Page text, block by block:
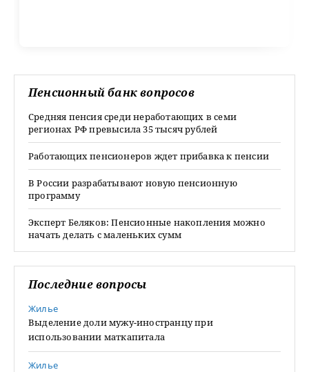
Пенсионный банк вопросов
Средняя пенсия среди неработающих в семи
регионах РФ превысила 35 тысяч рублей
Работающих пенсионеров ждет прибавка к пенсии
В России разрабатывают новую пенсионную
программу
Эксперт Беляков: Пенсионные накопления можно
начать делать с маленьких сумм
Последние вопросы
Жилье
Выделение доли мужу-иностранцу при
использовании маткапитала
Жилье